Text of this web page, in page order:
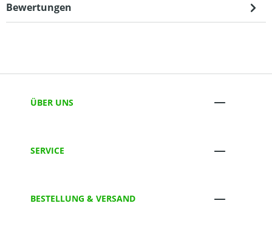
Bewertungen
ÜBER UNS
SERVICE
BESTELLUNG & VERSAND